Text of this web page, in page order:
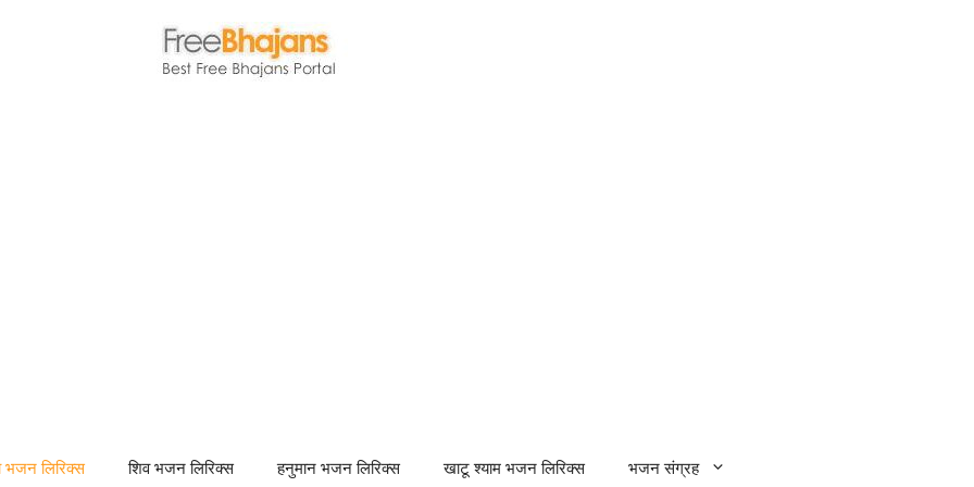
भजन लिरिक्स शिव भजन लिरिक्स हनुमान भजन लिरिक्स खाटू श्याम भजन लिरिक्स भजन संग्रह